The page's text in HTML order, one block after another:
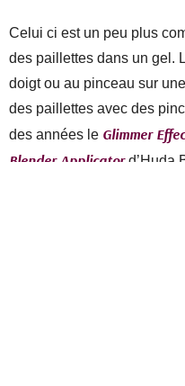
Celui ci est un peu plus
des paillettes dans un gel.
doigt ou au pinceau sur
des paillettes avec des
des années le Glimmer
Blender Applicatord’Huda